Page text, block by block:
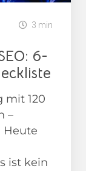
3 min
6-
mit 120
–
Heute
ist kein